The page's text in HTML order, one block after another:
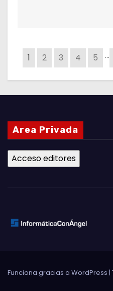
1 2 3 4 5 …
Area Privada
Funciona gracias a WordPress |